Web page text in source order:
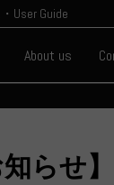
User Guide
About us
知らせ